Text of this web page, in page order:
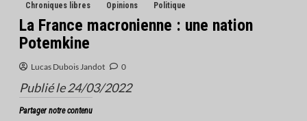
Chroniques libres Opinions Politique
La France macronienne : une nation
Potemkine
Lucas Dubois Jandot 0
Publié le 24/03/2022
Partager notre contenu